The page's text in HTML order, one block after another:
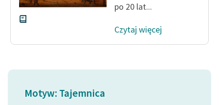
Materiały promocyjne
Dane fundacji i
Regulamin darowizn
po 20 lat...
Czytaj więcej
Motyw: Tajemnica